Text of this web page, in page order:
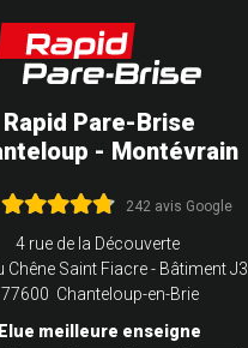
Rapid Pare-Brise
- Montévrain
242 avis Google
4 rue de la Découverte
Chêne Saint Fiacre - Bâtiment J3
77600 Chanteloup-en-Brie
Elue meilleure enseigne